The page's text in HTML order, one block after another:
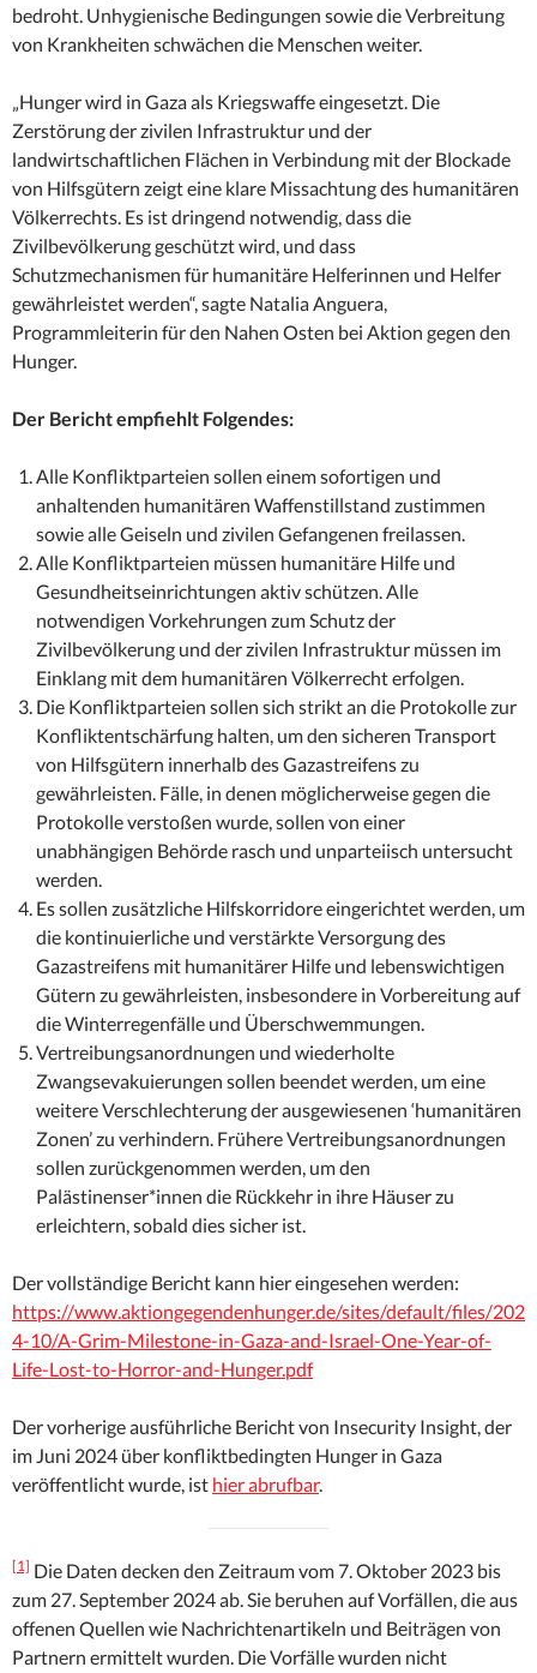
bedroht. Unhygienische Bedingungen sowie die Verbreitung
von Krankheiten schwächen die Menschen weiter.
„Hunger wird in Gaza als Kriegswaffe eingesetzt. Die
Zerstörung der zivilen Infrastruktur und der
landwirtschaftlichen Flächen in Verbindung mit der Blockade
von Hilfsgütern zeigt eine klare Missachtung des humanitären
Völkerrechts. Es ist dringend notwendig, dass die
Zivilbevölkerung geschützt wird, und dass
Schutzmechanismen für humanitäre Helferinnen und Helfer
gewährleistet werden“, sagte Natalia Anguera,
Programmleiterin für den Nahen Osten bei Aktion gegen den
Hunger.
Der Bericht empfiehlt Folgendes:
Alle Konfliktparteien sollen einem sofortigen und
anhaltenden humanitären Waffenstillstand zustimmen
sowie alle Geiseln und zivilen Gefangenen freilassen.
Alle Konfliktparteien müssen humanitäre Hilfe und
Gesundheitseinrichtungen aktiv schützen. Alle
notwendigen Vorkehrungen zum Schutz der
Zivilbevölkerung und der zivilen Infrastruktur müssen im
Einklang mit dem humanitären Völkerrecht erfolgen.
Die Konfliktparteien sollen sich strikt an die Protokolle zur
Konfliktentschärfung halten, um den sicheren Transport
von Hilfsgütern innerhalb des Gazastreifens zu
gewährleisten. Fälle, in denen möglicherweise gegen die
Protokolle verstoßen wurde, sollen von einer
unabhängigen Behörde rasch und unparteiisch untersucht
werden.
Es sollen zusätzliche Hilfskorridore eingerichtet werden, um
die kontinuierliche und verstärkte Versorgung des
Gazastreifens mit humanitärer Hilfe und lebenswichtigen
Gütern zu gewährleisten, insbesondere in Vorbereitung auf
die Winterregenfälle und Überschwemmungen.
Vertreibungsanordnungen und wiederholte
Zwangsevakuierungen sollen beendet werden, um eine
weitere Verschlechterung der ausgewiesenen ‘humanitären
Zonen’ zu verhindern. Frühere Vertreibungsanordnungen
sollen zurückgenommen werden, um den
Palästinenser*innen die Rückkehr in ihre Häuser zu
erleichtern, sobald dies sicher ist.
Der vollständige Bericht kann hier eingesehen werden:
https://www.aktiongegendenhunger.de/sites/default/files/202
4-10/A-Grim-Milestone-in-Gaza-and-Israel-One-Year-of-
Life-Lost-to-Horror-and-Hunger.pdf
Der vorherige ausführliche Bericht von Insecurity Insight, der
im Juni 2024 über konfliktbedingten Hunger in Gaza
veröffentlicht wurde, ist hier abrufbar.
[1] Die Daten decken den Zeitraum vom 7. Oktober 2023 bis
zum 27. September 2024 ab. Sie beruhen auf Vorfällen, die aus
offenen Quellen wie Nachrichtenartikeln und Beiträgen von
Partnern ermittelt wurden. Die Vorfälle wurden nicht